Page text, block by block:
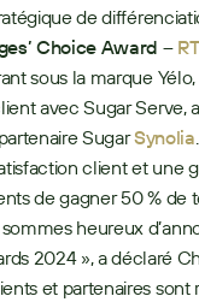
de
Choice Award –
sous la marque
avec Sugar Serve,
Sugar Synolia
client et une
de gagner 50 % de
heureux
2024 », a déclaré
et partenaires